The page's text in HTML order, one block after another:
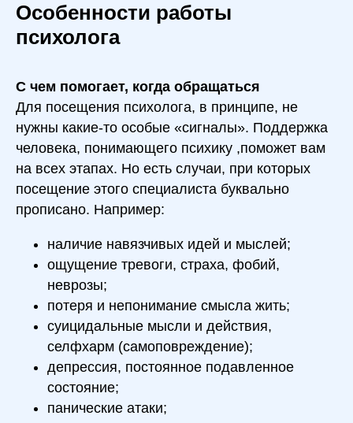
Особенности работы
психолога
С чем помогает, когда обращаться
Для посещения психолога, в принципе, не
нужны какие-то особые «сигналы». Поддержка
человека, понимающего психику ,поможет вам
на всех этапах. Но есть случаи, при которых
посещение этого специалиста буквально
прописано. Например:
наличие навязчивых идей и мыслей;
ощущение тревоги, страха, фобий,
неврозы;
потеря и непонимание смысла жить;
суицидальные мысли и действия,
селфхарм (самоповреждение);
депрессия, постоянное подавленное
состояние;
панические атаки;